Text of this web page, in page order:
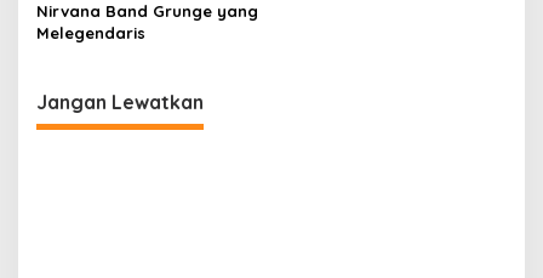
Nirvana Band Grunge yang
Melegendaris
Jangan Lewatkan